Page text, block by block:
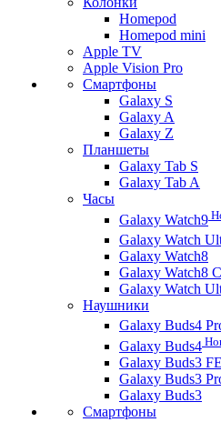
Homepod
Homepod mini
Apple TV
Apple Vision Pro
Смартфоны
Galaxy S
Galaxy A
Galaxy Z
Планшеты
Galaxy Tab S
Galaxy Tab A
Часы
Galaxy Watch9
Galaxy Watch
Galaxy Watch8
Galaxy Watch8
Galaxy Watch
Наушники
Galaxy Buds4
Galaxy Buds4
Galaxy Buds3 FE
Galaxy Buds3
Galaxy Buds3
Смартфоны